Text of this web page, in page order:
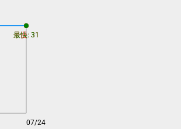
07/24
最慢: 31
最快: 31